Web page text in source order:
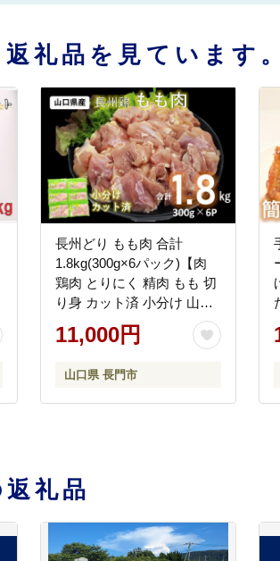
礼品を見ています。
長州どり もも肉 合計
1.8kg(300g×6パック)【肉
鶏肉 とりにく 精肉 もも 切
り身 カット済 小分け 山口
県 長門市】(1006)
11,000円
山口県 長門市
礼品